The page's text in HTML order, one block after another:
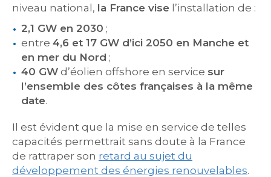
niveau national, la France vise l’installation de :
2,1 GW en 2030 ;
entre 4,6 et 17 GW d’ici 2050 en Manche et
en mer du Nord ;
40 GW d’éolien offshore en service sur
l’ensemble des côtes françaises à la même
date.
Il est évident que la mise en service de telles
capacités permettrait sans doute à la France
de rattraper son retard au sujet du
développement des énergies renouvelables.